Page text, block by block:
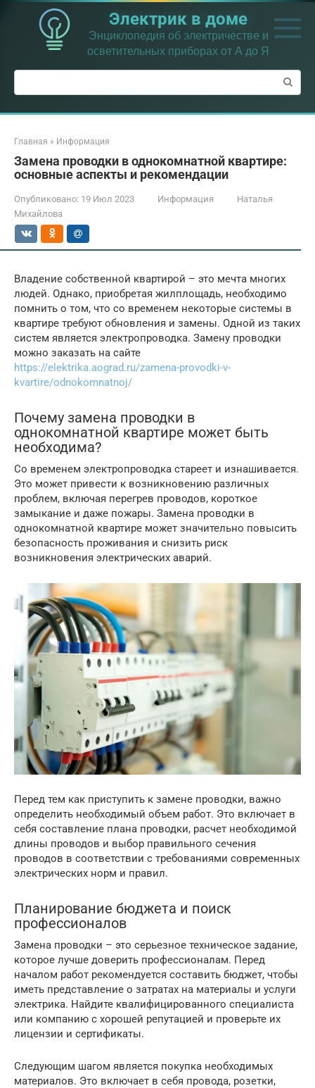
Перейти
контенту
Электрик в доме
Энциклопедия об электричестве и
осветительных приборах от А до Я
Поиск:
Главная » Информация
Замена проводки в однокомнатной квартире:
основные аспекты и рекомендации
Опубликовано: 19 Июл 2023 Информация
Наталья
Михайлова
Владение собственной квартирой – это мечта многих
людей. Однако, приобретая жилплощадь, необходимо
помнить о том, что со временем некоторые системы в
квартире требуют обновления и замены. Одной из таких
систем является электропроводка. Замену проводки
можно заказать на сайте
https://elektrika.aograd.ru/zamena-provodki-v-
kvartire/odnokomnatnoj/
Почему замена проводки в
однокомнатной квартире может быть
необходима?
Со временем электропроводка стареет и изнашивается.
Это может привести к возникновению различных
проблем, включая перегрев проводов, короткое
замыкание и даже пожары. Замена проводки в
однокомнатной квартире может значительно повысить
безопасность проживания и снизить риск
возникновения электрических аварий.
Перед тем как приступить к замене проводки, важно
определить необходимый объем работ. Это включает в
себя составление плана проводки, расчет необходимой
длины проводов и выбор правильного сечения
проводов в соответствии с требованиями современных
электрических норм и правил.
Планирование бюджета и поиск
профессионалов
Замена проводки – это серьезное техническое задание,
которое лучше доверить профессионалам. Перед
началом работ рекомендуется составить бюджет, чтобы
иметь представление о затратах на материалы и услуги
электрика. Найдите квалифицированного специалиста
или компанию с хорошей репутацией и проверьте их
лицензии и сертификаты.
Следующим шагом является покупка необходимых
материалов. Это включает в себя провода, розетки,